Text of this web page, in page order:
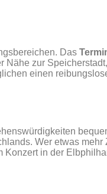
Das
Nähe zur
einen
Wer etwas mehr
Konzert in der